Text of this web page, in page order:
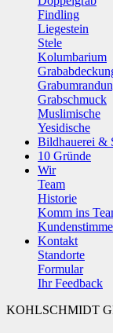
Findling
Liegestein
Stele
Kolumbarium
Grabschmuck
Muslimische
Yesidische
Bildhauerei &
10 Gründe
Wir
Team
Historie
Komm ins
Kontakt
Standorte
Formular
Ihr Feedback
KOHLSCHMIDT